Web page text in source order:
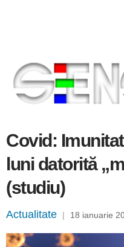
Covid:
luni datorită
(studiu)
Actualitate | 18 ianuarie